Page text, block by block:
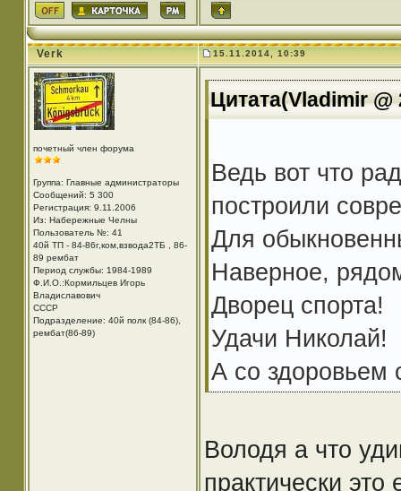
Verk 15.11.2014, 10:39
почетный член форума
Группа: Главные администраторы
Сообщений: 5 300
Регистрация: 9.11.2006
Из: Набережные Челны
Пользователь №: 41
40й ТП - 84-86г,ком,взвода2ТБ , 86-
89 рембат
Период службы: 1984-1989
Ф.И.О.:Кормильцев Игорь
Владиславович
СССР
Подразделение: 40й полк (84-86),
рембат(86-89)
Цитата(Vladimir
Ведь вот что
построили
Для
Наверное,
Дворец спорта!
Удачи Николай!
А со здоровьем
Володя а что
практически